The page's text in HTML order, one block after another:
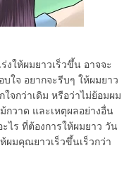
งให้ผมยาวเร็วขึ้น อาจจะ
ใจ อยากจะรีบๆ ให้ผมยาว
จกว่าเดิม หรือว่าไม่ย้อมผม
กวาด และเหตุผลอย่างอื่น
ไร ที่ต้องการให้ผมยาว วัน
ผมคุณยาวเร็วขึ้นเร็วกว่า